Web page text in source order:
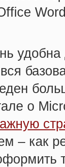
о
– как